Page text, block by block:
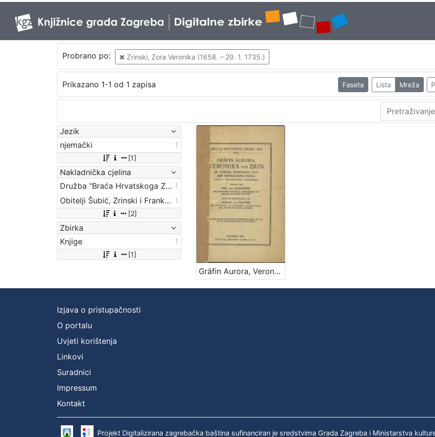
Probrano po: Zrinski, Zora Veronika (1658. – 29. 1. 1735.)
Prikazano 1-1 od 1 zapisa Faseta Lista Mreža
Jezik
njemački
1
[1]
Nakladnička cjelina
Družba "Braća Hrvatskoga Zmaja" 1
Obitelji Šubić, Zrinski i Frankopan 1
[2]
Zbirka
Knjige
1
[1]
Gräfin Aurora, Veronika von Zrin : (M. Aurora, Konstantia von der Heimsuchung Maria) : Nonne de Ursulinen-Kloste in Klagenfurt : Anlässlich der Oedenktafel.enthüllung am 28. Juni 1927. in der Ursulinen-Kirche in Klagendurt / vervasst von Emil von Laszowski, Drachbruder von Brlog, Grossmeister der ; Deutsche Uebersetzung von Stefan von Platzer, Drachenbruder von Frundsberg, Vizeprotonotar der
Izjava o pristupačnosti
O portalu
Uvjeti korištenja
Linkovi
Suradnici
Impressum
Kontakt
Projekt Digitalizirana zagrebačka baština sufinanciran je sredstvima Grada Zagreba i Ministarstva